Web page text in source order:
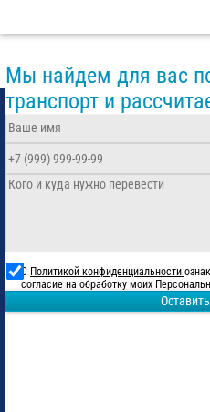
Мы найдем для вас
транспорт и
С Политикой конфиденциальности
согласие на обработку моих